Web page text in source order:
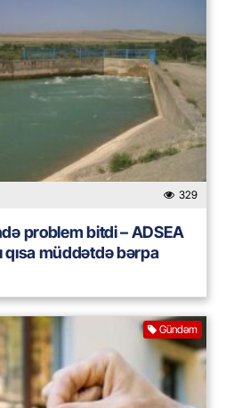
329
problem bitdi – ADSEA
qısa müddətdə bərpa
Gündəm